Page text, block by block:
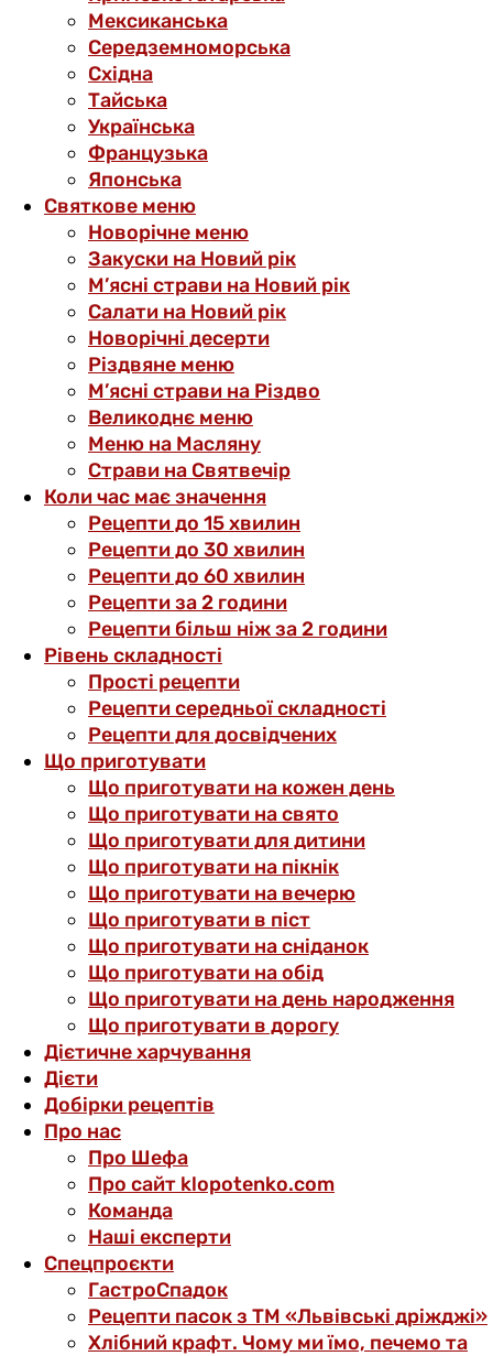
Мексиканська
Середземноморська
Східна
Тайська
Українська
Французька
Японська
Святкове меню
Новорічне меню
Закуски на Новий рік
М’ясні страви на Новий рік
Салати на Новий рік
Новорічні десерти
Різдвяне меню
М’ясні страви на Різдво
Великоднє меню
Меню на Масляну
Страви на Святвечір
Коли час має значення
Рецепти до 15 хвилин
Рецепти до 30 хвилин
Рецепти до 60 хвилин
Рецепти за 2 години
Рецепти більш ніж за 2 години
Рівень складності
Прості рецепти
Рецепти середньої складності
Рецепти для досвідчених
Що приготувати
Що приготувати на кожен день
Що приготувати на свято
Що приготувати для дитини
Що приготувати на пікнік
Що приготувати на вечерю
Що приготувати в піст
Що приготувати на сніданок
Що приготувати на обід
Що приготувати на день народження
Що приготувати в дорогу
Дієтичне харчування
Дієти
Добірки рецептів
Про нас
Про Шефа
Про сайт klopotenko.com
Команда
Наші експерти
Спецпроєкти
ГастроСпадок
Рецепти пасок з ТМ «Львівські дріжджі»
Хлібний крафт. Чому ми їмо, печемо та